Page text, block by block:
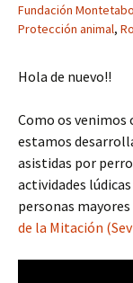
Fundación
Protección animal,
Hola de nuevo!!
Como os venimos
estamos
asistidas por
actividades
personas
de la Mitación